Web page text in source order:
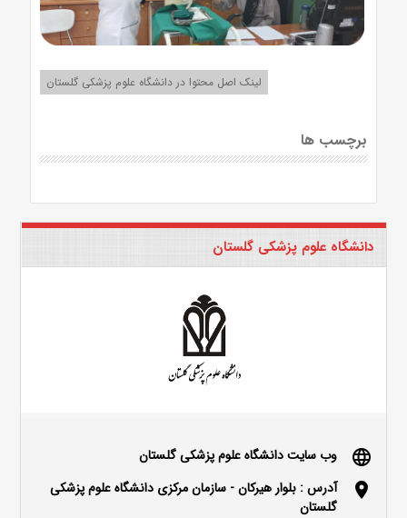
لینک اصل محتوا در دانشگاه علوم پزشکی گلستان
برچسب ها
دانشگاه علوم پزشکی گلستان
language وب سایت دانشگاه علوم پزشکی گلستان
location_on
آدرس : بلوار هیرکان - سازمان مرکزی دانشگاه علوم پزشکی
گلستان